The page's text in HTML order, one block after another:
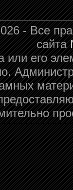
- Все
сайта
или его